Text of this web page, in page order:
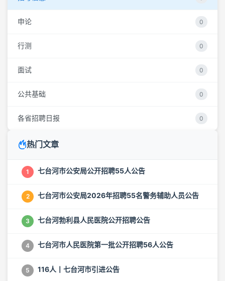
申论 0
行测 0
面试 0
公共基础 0
各省招聘日报 0
热门文章
1 七台河市公安局公开招聘55人公告
2 七台河市公安局2026年招聘55名警务辅助人员公告
3 七台河勃利县人民医院公开招聘公告
4 七台河市人民医院第一批公开招聘56人公告
5 116人丨七台河市引进公告